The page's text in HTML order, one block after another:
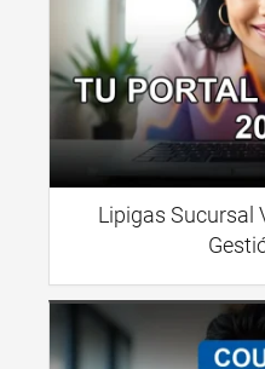
Lipigas Sucursal